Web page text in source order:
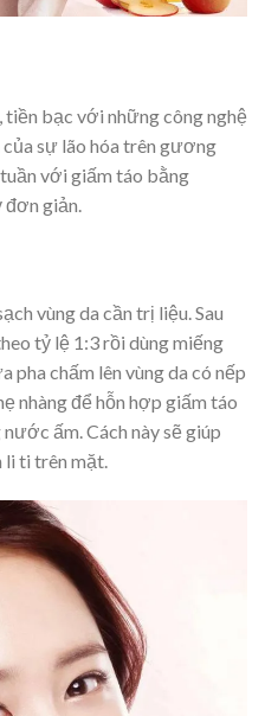
bạc với những công nghệ
sự lão hóa trên gương
với giấm táo bằng
giản.
vùng da cần trị liệu. Sau
tỷ lệ 1:3 rồi dùng miếng
pha chấm lên vùng da có nếp
nhàng để hỗn hợp giấm táo
ấm. Cách này sẽ giúp
li ti trên mặt.